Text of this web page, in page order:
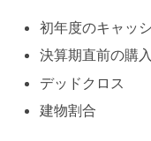
初年度のキャッ
決算期直前の購
デッドクロス
建物割合